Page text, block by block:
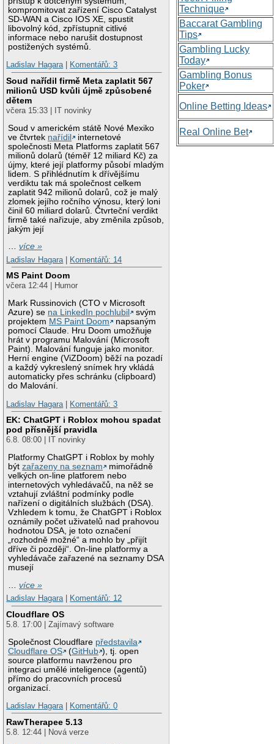
kompromitovat zařízení Cisco Catalyst
SD-WAN a Cisco IOS XE, spustit
libovolný kód, zpřístupnit citlivé
informace nebo narušit dostupnost
postižených systémů.
Ladislav Hagara| Komentářů: 3
Soud nařídil firmě Meta zaplatit 567
milionů USD kvůli újmě způsobené
dětem
včera 15:33 | IT novinky
Soud v americkém státě Nové Mexiko
ve čtvrtek nařídil
internetové
společnosti Meta Platforms zaplatit 567
milionů dolarů (téměř 12 miliard Kč) za
újmy, které její platformy působí mladým
lidem. S přihlédnutím k dřívějšímu
verdiktu tak má společnost celkem
zaplatit 942 milionů dolarů, což je malý
zlomek jejího ročního výnosu, který loni
činil 60 miliard dolarů. Čtvrteční verdikt
firmě také nařizuje, aby změnila způsob,
jakým její
…více »
Ladislav Hagara
Komentářů: 14
MS Paint Doom
včera 12:44 | Humor
Mark Russinovich (CTO v Microsoft
Azure) se na LinkedIn pochlubil
svým
projektem MS Paint Doom
napsaným
pomocí Claude. Hru Doom umožňuje
hrát v programu Malování (Microsoft
Paint). Malování funguje jako monitor.
Herní engine (ViZDoom) běží na pozadí
a každý vykreslený snímek hry vkládá
automaticky přes schránku (clipboard)
do Malování.
Ladislav Hagara
Komentářů: 3
EK: ChatGPT i Roblox mohou spadat
pod přísnější pravidla
6.8. 08:00 | IT novinky
Platformy ChatGPT i Roblox by mohly
býtzařazeny na seznam
mimořádně
velkých on-line platforem nebo
internetových vyhledávačů, na něž se
vztahují zvláštní podmínky podle
nařízení o digitálních službách (DSA).
Vzhledem k tomu, že ChatGPT i Roblox
oznámily počet uživatelů nad prahovou
hodnotou DSA, je toto označení
„rozhodně možné“ a mohlo by „přijít
dříve či později“. On-line platformy a
vyhledávače zařazené na seznamy DSA
musejí
…více »
Ladislav Hagara| Komentářů: 12
Cloudflare OS
5.8. 17:00 | Zajímavý software
Společnost Cloudflare představila
Cloudflare OS
(GitHub ), tj. open
source platformu navrženou pro
integraci umělé inteligence (agentů)
přímo do pracovních procesů
organizací.
Ladislav Hagara| Komentářů: 0
RawTherapee 5.13
5.8. 12:44 | Nová verze
Technique
Baccarat Gambling
Tips
Gambling Lucky
Today
Gambling Bonus
Poker
Online Betting Ideas
Real Online Bet